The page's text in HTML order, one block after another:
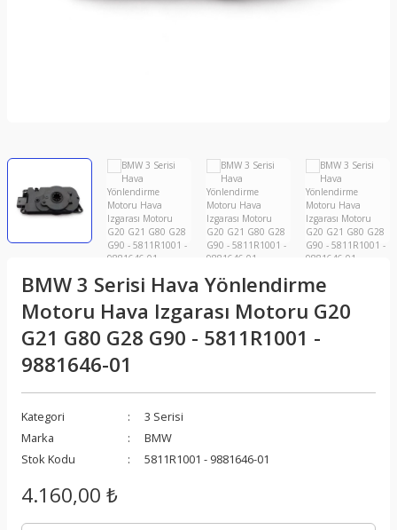
BMW 3 Serisi Hava Yönlendirme
Motoru Hava Izgarası Motoru G20
G21 G80 G28 G90 - 5811R1001 -
9881646-01
Kategori
3 Serisi
Marka
BMW
Stok Kodu
5811R1001 - 9881646-01
4.160,00 ₺